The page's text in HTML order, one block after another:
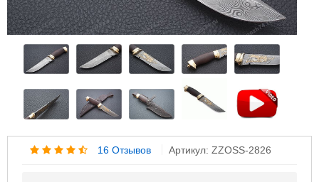
16 Отзывов Артикул: ZZOSS-2826